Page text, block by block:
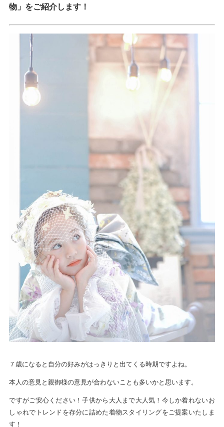
物」をご紹介します！
７歳になると自分の好みがはっきりと出てくる時期ですよね。
本人の意見と親御様の意見が合わないことも多いかと思います。
ですがご安心ください！子供から大人まで大人気！今しか着れないお
しゃれでトレンドを存分に詰めた着物スタイリングをご提案いたしま
す！